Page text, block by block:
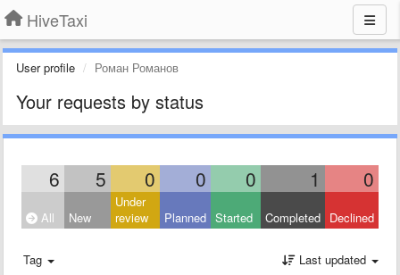
HiveTaxi
User profile Роман Романов
Your requests by status
6 5 0 0 0 1 0
All New
Under
review
Planned Started Completed Declined
Tag Last updated